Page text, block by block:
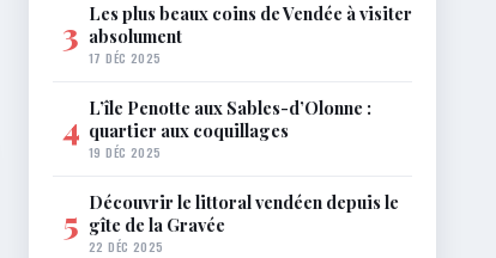
3 Les plus beaux coins de Vendée à visiter
absolument
17 DÉC 2025
4 L’île Penotte aux Sables-d’Olonne :
quartier aux coquillages
19 DÉC 2025
5 Découvrir le littoral vendéen depuis le
gîte de la Gravée
22 DÉC 2025